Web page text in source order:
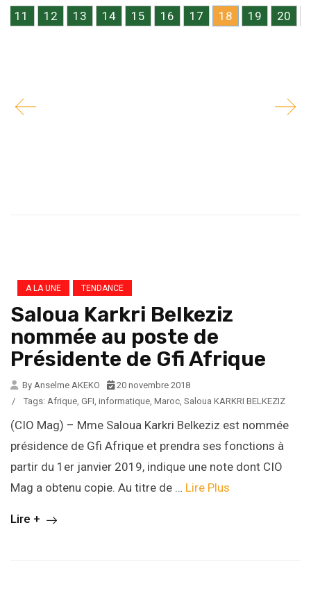
11 12 13 14 15 16 17 18 19 20
A LA UNE TENDANCE
Saloua Karkri Belkeziz
nommée au poste de
Présidente de Gfi Afrique
By Anselme AKEKO
20 novembre 2018
/
Tags: Afrique GFI informatique Maroc Saloua KARKRI BELKEZIZ
(CIO Mag) – Mme Saloua Karkri Belkeziz est nommée
présidence de Gfi Afrique et prendra ses fonctions à
partir du 1er janvier 2019, indique une note dont CIO
Mag a obtenu copie. Au titre de … Lire Plus
Lire +